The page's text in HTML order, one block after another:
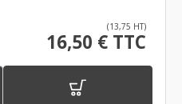
(13,75 HT)
16,50 € TTC